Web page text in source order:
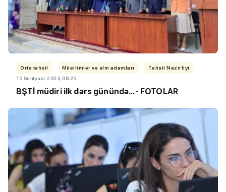
Orta təhsil Müəllimlər və elm adamları
Təhsil Nazirliyi
15 Sentyabr 2023, 08:25
BŞTİ müdiri ilk dərs günündə...- FOTOLAR